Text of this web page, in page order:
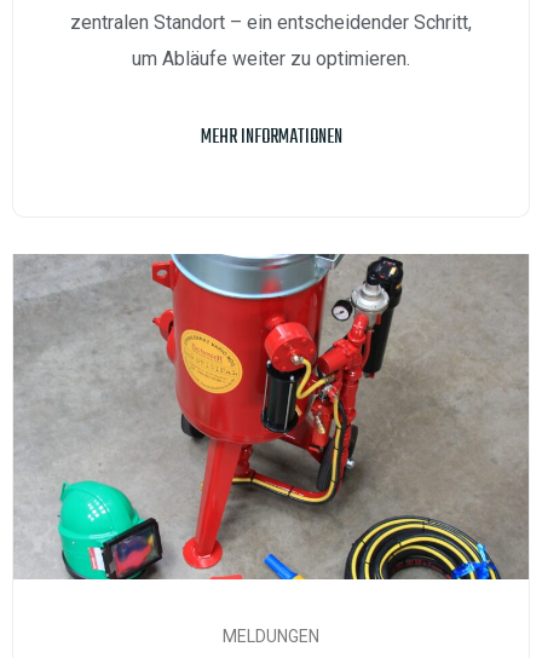
zentralen Standort – ein entscheidender Schritt,
um Abläufe weiter zu optimieren.
MEHR INFORMATIONEN
MELDUNGEN